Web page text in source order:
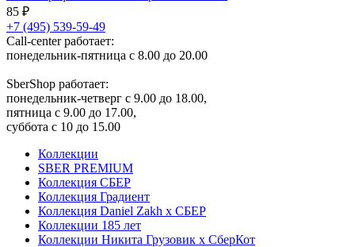
85 ₽
+7 (495) 539-59-49
Call-center работает:
понедельник-пятница с 8.00 до 20.00
SberShop работает:
понедельник-четверг с 9.00 до 18.00,
пятница с 9.00 до 17.00,
суббота с 10 до 15.00
Коллекции
SBER PREMIUM
Коллекция СБЕР
Коллекция Градиент
Коллекция Daniel Zakh x СБЕР
Коллекции 185 лет
Коллекции Никита Грузовик х СберКот